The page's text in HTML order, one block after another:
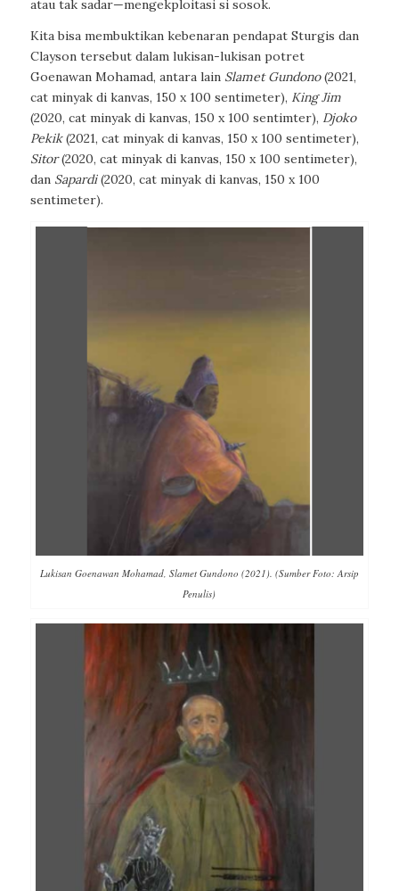
atau tak sadar—mengekploitasi si sosok.
Kita bisa membuktikan kebenaran pendapat Sturgis dan
Clayson tersebut dalam lukisan-lukisan potret
Goenawan Mohamad, antara lain Slamet Gundono(2021,
cat minyak di kanvas, 150 x 100 sentimeter), King Jim
(2020, cat minyak di kanvas, 150 x 100 sentimter), Djoko
Pekik(2021, cat minyak di kanvas, 150 x 100 sentimeter),
Sitor(2020, cat minyak di kanvas, 150 x 100 sentimeter),
dan Sapardi(2020, cat minyak di kanvas, 150 x 100
sentimeter).
Lukisan Goenawan Mohamad, Slamet Gundono (2021). (Sumber Foto: Arsip
Penulis)